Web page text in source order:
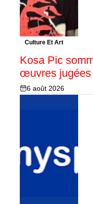
Culture Et Art
Kosa Pic
œuvres jugées
6 août 2026